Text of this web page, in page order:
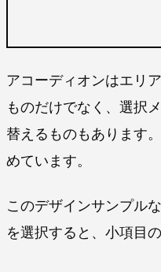
アコーディオンはエリ
ものだけでなく、選択
替えるものもあります
めています。
このデザインサンプル
を選択すると、小項目